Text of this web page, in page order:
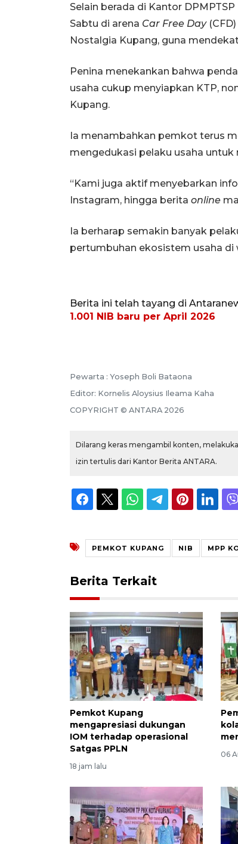
Selain berada di Kantor
Sabtu di arena Car Free Day(CFD)
Nostalgia Kupang, guna
Penina menekankan bahwa
usaha cukup menyiapkan KTP,
Kupang.
Ia menambahkan pemkot terus
mengedukasi pelaku usaha
“Kami juga aktif menyebarkan
Instagram, hingga berita online
Ia berharap semakin banyak
pertumbuhan ekosistem usaha di
Berita ini telah tayang di
1.001 NIB baru per April 2026
Pewarta : Yoseph Boli Bataona
Editor: Kornelis Aloysius Ileama Kaha
COPYRIGHT © ANTARA 2026
Dilarang keras mengambil konten,
izin tertulis dari Kantor Berita ANTARA.
PEMKOT KUPANG NIB MPP
Berita Terkait
Pemkot Kupang
mengapresiasi dukungan
IOM terhadap operasional
Satgas PPLN
18 jam lalu
06